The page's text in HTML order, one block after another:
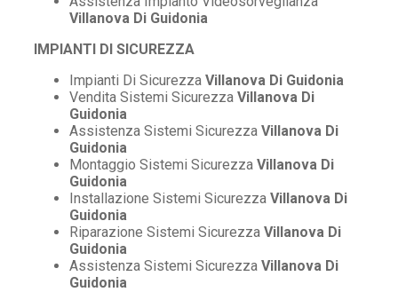
Villanova Di Guidonia
IMPIANTI DI SICUREZZA
Impianti Di Sicurezza Villanova Di Guidonia
Vendita Sistemi Sicurezza Villanova Di
Guidonia
Assistenza Sistemi Sicurezza Villanova Di
Guidonia
Montaggio Sistemi Sicurezza Villanova Di
Guidonia
Installazione Sistemi Sicurezza Villanova Di
Guidonia
Riparazione Sistemi Sicurezza Villanova Di
Guidonia
Assistenza Sistemi Sicurezza Villanova Di
Guidonia